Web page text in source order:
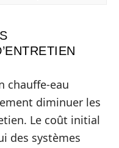
chauffe-eau
diminuer les
Le coût initial
des systèmes